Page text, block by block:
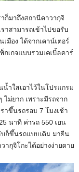
ก็มาถึงสถานีคาวากุจิ
าสามารถเข้าไปขอรับ
มือง ได้จากเคาน์เตอร์
เกจแบบรวมเคเบิ้ลคาร์
ำใสเอาไว้ในโปรแกรม
ไม่ยาก เพราะมีรถจาก
าขึ้นรถรอบ 7 โมงเช้า
นาที ค่ารถ 550 เยน
ก็ขึ้นรถแบบเดิม มายืน
ากุจิโกะได้อย่างง่ายดาย